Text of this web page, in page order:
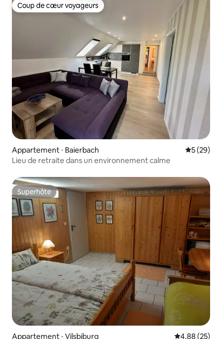
Coup de cœur voyageurs
Coup de cœur voyageurs
Appartement ⋅ Baierbach
5 (29)
Lieu de retraite dans un environnement calme
Superhôte
Superhôte
Appartement ⋅ Vilsbiburg Évaluation
4,88 (25)